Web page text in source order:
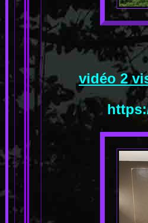
vidéo 2